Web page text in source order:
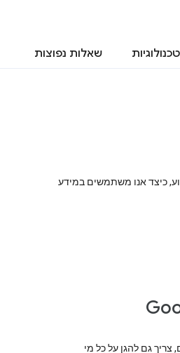
טכנולוגיות שאלות נפוצות
כיצד אנו משתמשים במידע
גם להגן על כל מי